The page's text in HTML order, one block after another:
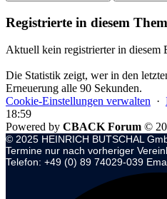
Registrierte in diesem
Aktuell kein registrierter in diesem
Die Statistik zeigt, wer in den
Erneuerung alle 90 Sekunden.
Cookie-Einstellungen verwalten ·
18:59
Powered by CBACK Forum ©
© 2025 HEINRICH BUTSCHAL
Termine nur nach vorheriger
Telefon: +49 (0) 89 74029-039